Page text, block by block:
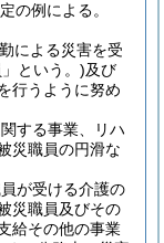
の例による。
による災害を受
という。)及び
行うように努め
する事業、リハ
災職員の円滑な
が受ける介護の
災職員及びその
給その他の事業